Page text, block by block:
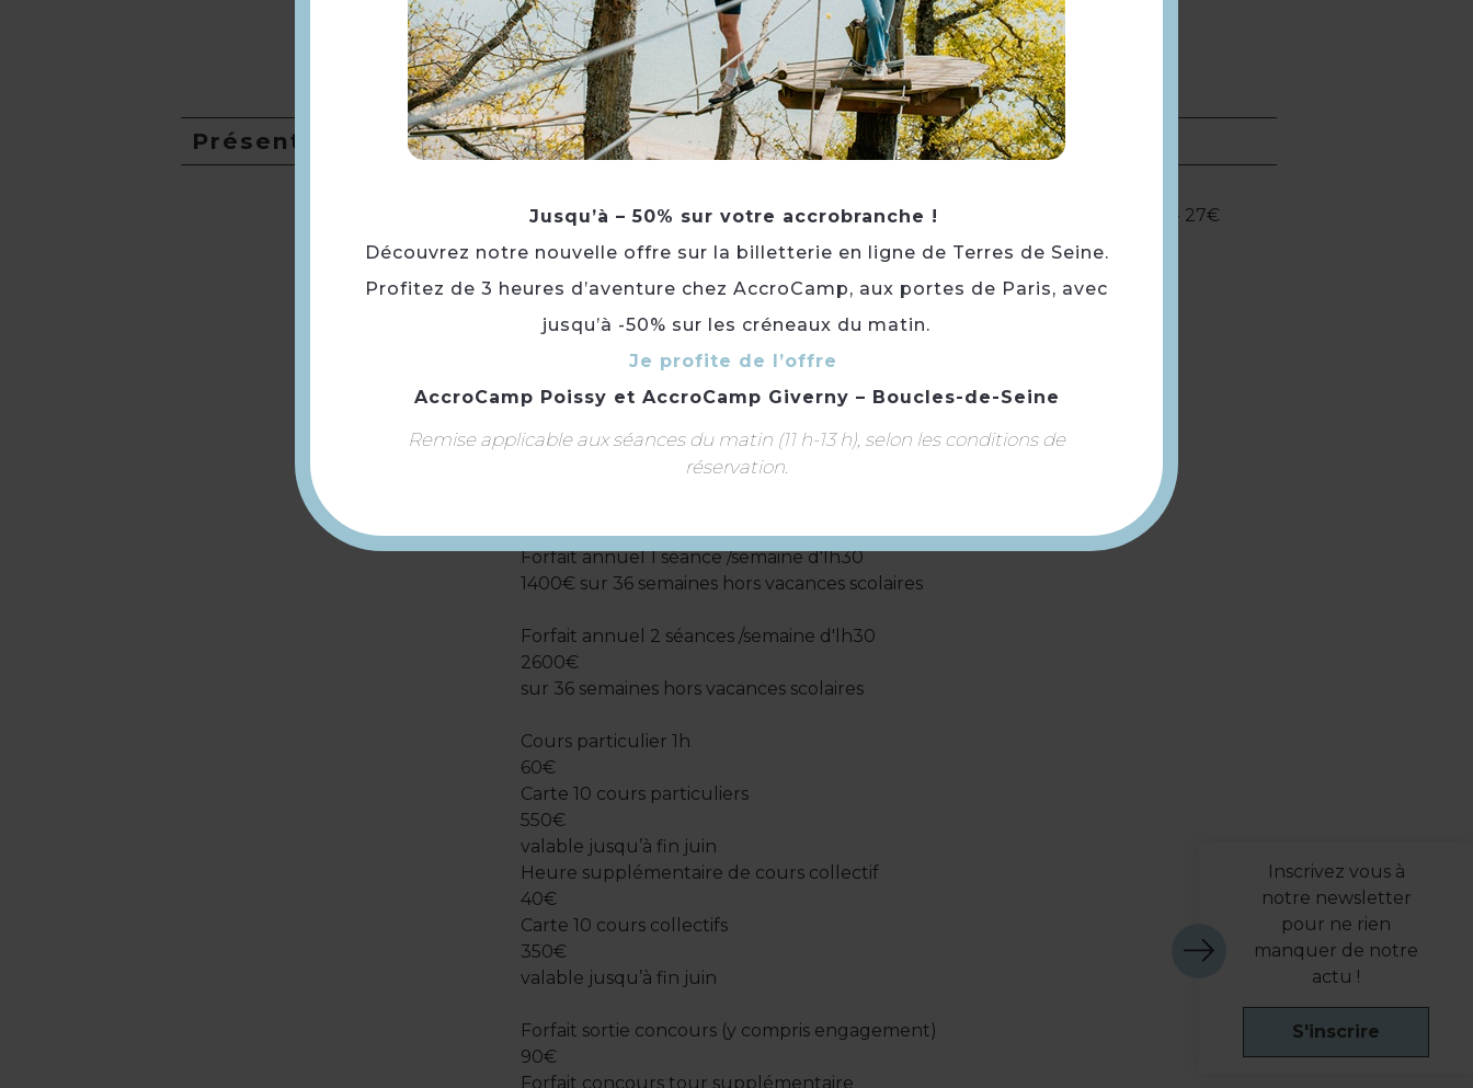
- 1 Spring Garden + 1 Cross
- 1 Club-house
- 1 marcheur 8 places
- 1 parking bitumé : voiture / van / camions
Présentation
Adulte : à partir de 140 € (Licence + adhésion ACV (2€) 38€ - plus de 18 ans - 27€
moins de 18 ans
195€
Forfait découverte 4 séances 100€
sur 36 semaines hors vacances scolaires
Forfait annuel 2h/semaine
Forfait annuel 1 séance /semaine d'lh30
1400€ sur 36 semaines hors vacances scolaires
Forfait annuel 2 séances /semaine d'lh30
2600€
sur 36 semaines hors vacances scolaires
Cours particulier 1h
60€
Carte 10 cours particuliers
550€
valable jusqu’à fin juin
Heure supplémentaire de cours collectif
40€
Carte 10 cours collectifs
350€
valable jusqu’à fin juin
Forfait sortie concours (y compris engagement)
90€
Forfait concours tour supplémentaire
Inscrivez vous à
notre newsletter
pour ne rien
manquer de notre
actu !
S'inscrire
Jusqu’à – 50% sur votre accrobranche !
Découvrez notre nouvelle offre sur la billetterie en ligne de Terres de Seine.
Profitez de 3 heures d’aventure chez AccroCamp, aux portes de Paris, avec
jusqu’à -50% sur les créneaux du matin.
Je profite de l’offre
AccroCamp Poissy et AccroCamp Giverny – Boucles-de-Seine
Remise applicable aux séances du matin (11 h-13 h), selon les conditions de
réservation.